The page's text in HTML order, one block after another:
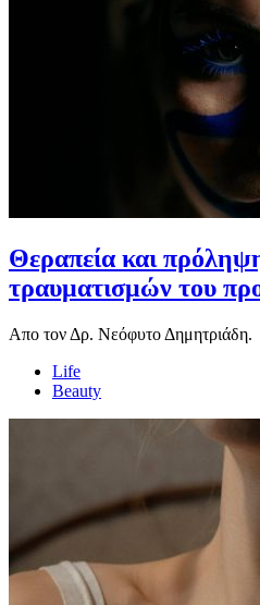
Θεραπεία και
τραυματισμών του
Απο τον Δρ. Νεόφυτο Δημητριάδη.
Life
Beauty